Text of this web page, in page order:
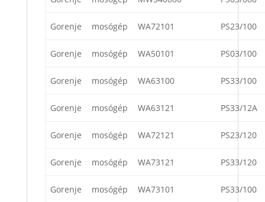
Gorenje mosógép WA72101 PS23/100
Gorenje mosógép WA50101 PS03/100
Gorenje mosógép WA63100 PS33/100
Gorenje mosógép WA63121 PS33/12A
Gorenje mosógép WA72121 PS23/120
Gorenje mosógép WA73121 PS33/120
Gorenje mosógép WA73101 PS33/100